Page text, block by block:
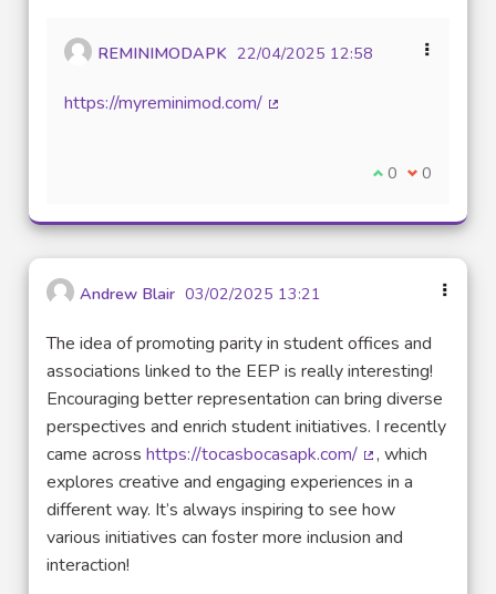
REMINIMODAPK 22/04/2025 12:58
https://myreminimod.com/
Je suis d'accord
0 Je ne suis
0
Andrew Blair 03/02/2025 13:21
The idea of promoting parity in student offices and
associations linked to the EEP is really interesting!
Encouraging better representation can bring diverse
perspectives and enrich student initiatives. I recently
came across https://tocasbocasapk.com/
(Lien externe)
, which
explores creative and engaging experiences in a
different way. It’s always inspiring to see how
various initiatives can foster more inclusion and
interaction!